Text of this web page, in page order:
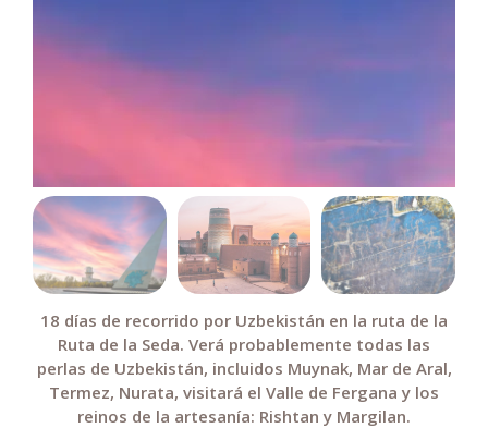
18 días de recorrido por Uzbekistán en la ruta de la
Ruta de la Seda. Verá probablemente todas las
perlas de Uzbekistán, incluidos Muynak, Mar de Aral,
Termez, Nurata, visitará el Valle de Fergana y los
reinos de la artesanía: Rishtan y Margilan.